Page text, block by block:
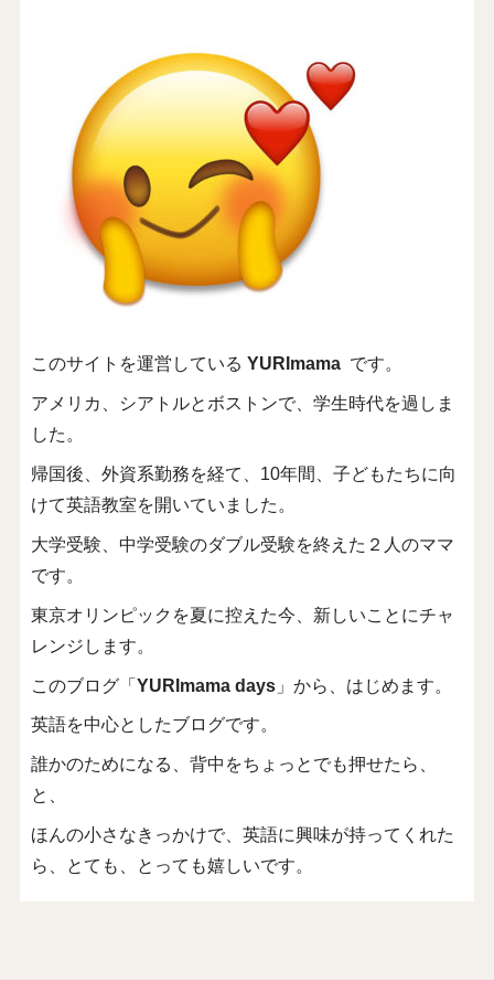
このサイトを運営している YURImama です。
アメリカ、シアトルとボストンで、学生時代を過しま
した。
帰国後、外資系勤務を経て、10年間、子どもたちに向
けて英語教室を開いていました。
大学受験、中学受験のダブル受験を終えた２人のママ
です。
東京オリンピックを夏に控えた今、新しいことにチャ
レンジします。
このブログ「 YURImama days」から、はじめます。
英語を中心としたブログです。
誰かのためになる、背中をちょっとでも押せたら、
と、
ほんの小さなきっかけで、英語に興味が持ってくれた
ら、とても、とっても嬉しいです。